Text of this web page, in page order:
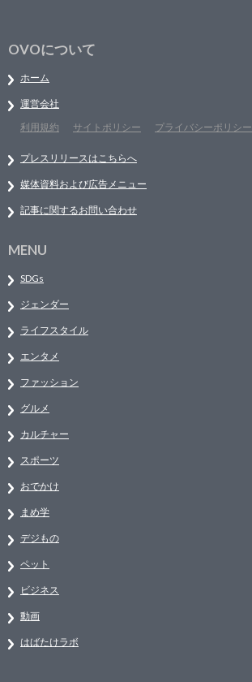
OVOについて
ホーム
運営会社
利用規約
サイトポリシー プライバシーポリシー
プレスリリースはこちらへ
媒体資料および広告メニュー
記事に関するお問い合わせ
MENU
SDGs
ジェンダー
ライフスタイル
エンタメ
ファッション
グルメ
カルチャー
スポーツ
おでかけ
まめ学
デジもの
ペット
ビジネス
動画
はばたけラボ